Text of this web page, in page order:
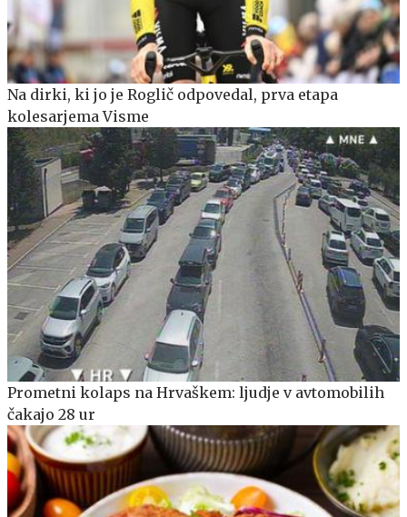
Na dirki, ki jo je Roglič odpovedal, prva etapa
kolesarjema Visme
Prometni kolaps na Hrvaškem: ljudje v avtomobilih
čakajo 28 ur